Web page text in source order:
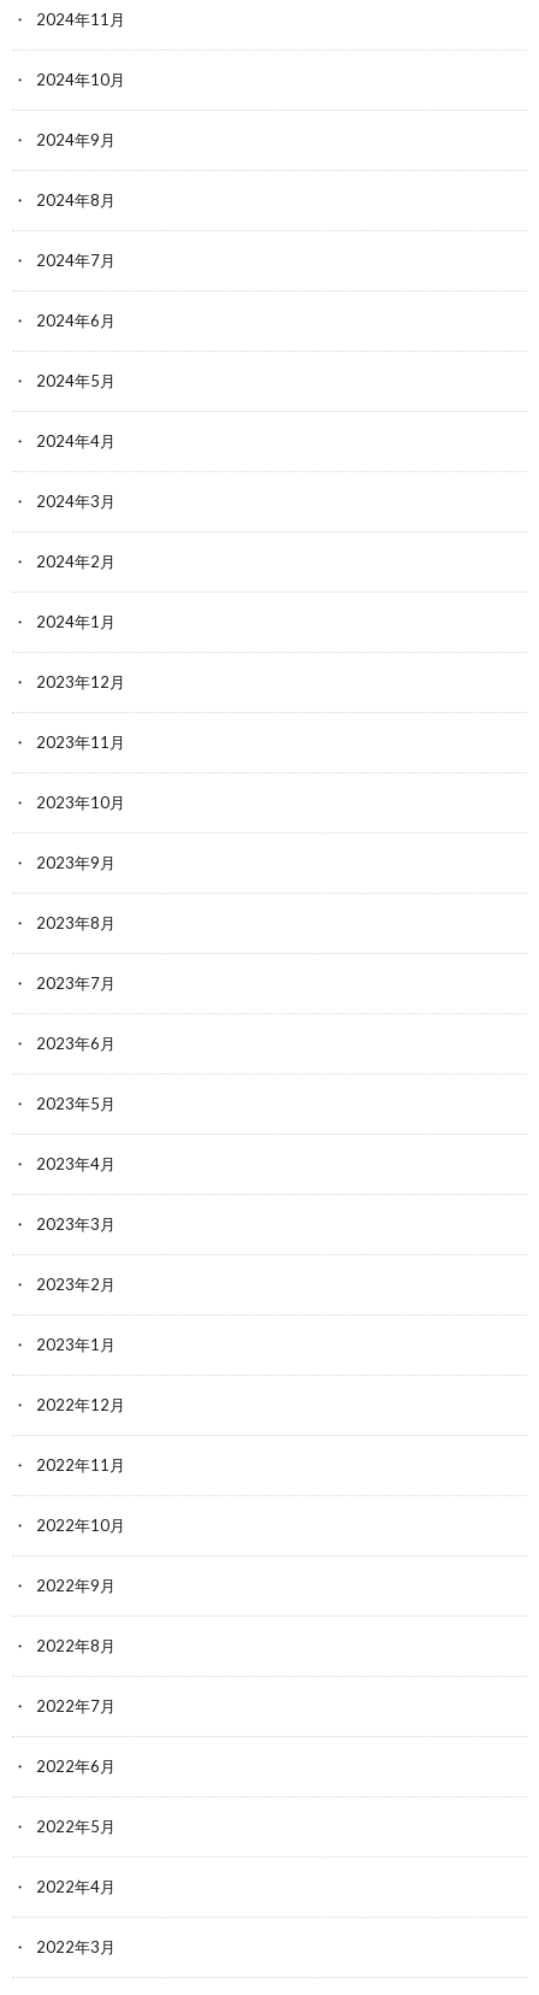
2024年11月
2024年10月
2024年9月
2024年8月
2024年7月
2024年6月
2024年5月
2024年4月
2024年3月
2024年2月
2024年1月
2023年12月
2023年11月
2023年10月
2023年9月
2023年8月
2023年7月
2023年6月
2023年5月
2023年4月
2023年3月
2023年2月
2023年1月
2022年12月
2022年11月
2022年10月
2022年9月
2022年8月
2022年7月
2022年6月
2022年5月
2022年4月
2022年3月